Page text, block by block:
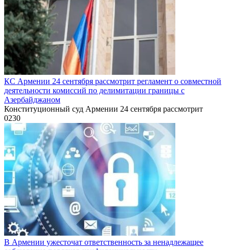
КС Армении 24 сентября рассмотрит регламент о совместной
деятельности комиссий по делимитации границы с
Азербайджаном
Конституционный суд Армении 24 сентября рассмотрит
0230
В Армении ужесточат ответственность за ненадлежащее